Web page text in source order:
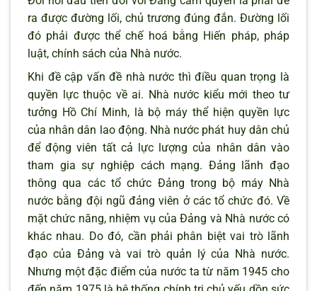
ra được đường lối, chủ trương đúng đắn. Đường lối
đó phải được thể chế hoá bằng Hiến pháp, pháp
luật, chính sách của Nhà nước.
Khi đề cập vấn đề nhà nước thì điều quan trọng là
quyền lực thuộc về ai. Nhà nước kiểu mới theo tư
tưởng Hồ Chí Minh, là bộ máy thể hiện quyền lực
của nhân dân lao động. Nhà nước phát huy dân chủ
để động viên tất cả lực lượng của nhân dân vào
tham gia sự nghiệp cách mạng. Đảng lãnh đạo
thông qua các tổ chức Đảng trong bộ máy Nhà
nước bằng đội ngũ đảng viên ở các tổ chức đó. Về
mặt chức năng, nhiệm vụ của Đảng và Nhà nước có
khác nhau. Do đó, cần phải phân biệt vai trò lãnh
đạo của Đảng và vai trò quản lý của Nhà nước.
Nhưng một đặc điểm của nước ta từ năm 1945 cho